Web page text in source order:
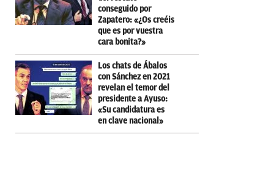
conseguido por
Zapatero: «¿Os creéis
que es por vuestra
cara bonita?»
Los chats de Ábalos
con Sánchez en 2021
revelan el temor del
presidente a Ayuso:
«Su candidatura es
en clave nacional»